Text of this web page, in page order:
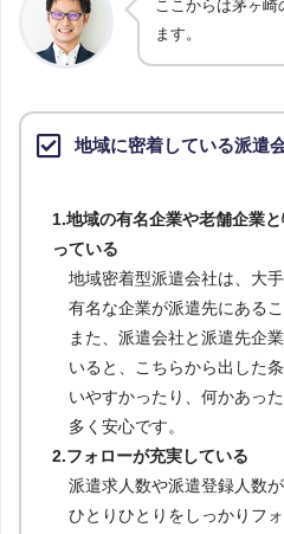
ここからは茅ヶ崎
ます。
地域に密着している派遣
1.地域の有名企業や老舗企業
っている
地域密着型派遣会社は、大
有名な企業が派遣先にあるこ
また、派遣会社と派遣先企
いると、こちらから出した
いやすかったり、何かあっ
多く安心です。
2.フォローが充実している
派遣求人数や派遣登録人数
ひとりひとりをしっかりフ